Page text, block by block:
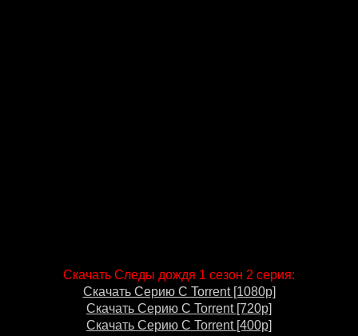
Скачать Следы дождя 1 сезон 2 серия:
Скачать Серию С Torrent [1080p]
Скачать Серию С Torrent [720p]
Скачать Серию С Torrent [400p]